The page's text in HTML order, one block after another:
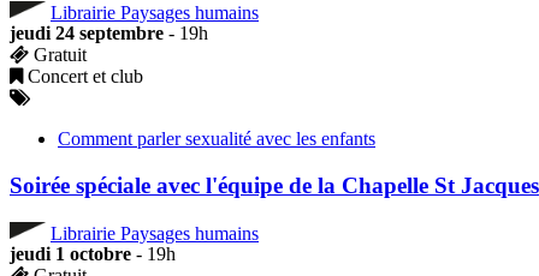
Librairie Paysages humains
jeudi 24 septembre - 19h
Gratuit
Concert et club
Comment parler sexualité avec les enfants
Soirée spéciale avec l'équipe de la Chapelle St Jacques
Librairie Paysages humains
jeudi 1 octobre - 19h